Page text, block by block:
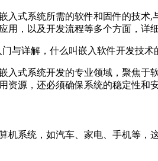
入式系统所需的软件和固件的技
用，以及开发流程等多个方面，
入式系统开发的专业领域，聚焦
资源，还必须确保系统的稳定性和
机系统，如汽车、家电、手机等